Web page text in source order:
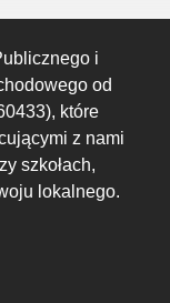
i
od
które
z nami
szkołach,
lokalnego.